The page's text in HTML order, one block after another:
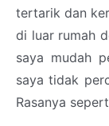
tertarik dan
di luar rumah
saya mudah
saya tidak
Rasanya